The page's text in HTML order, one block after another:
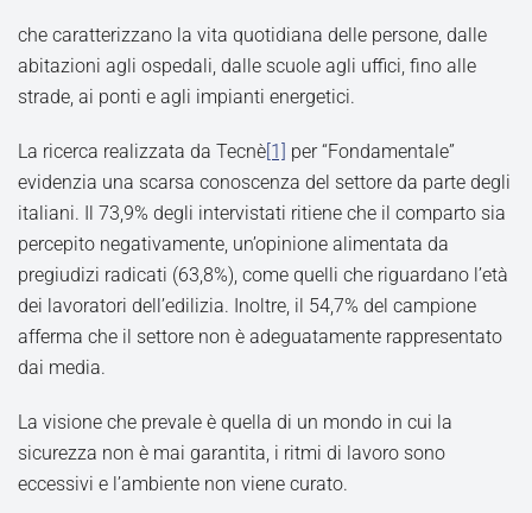
che caratterizzano la vita quotidiana delle persone, dalle
abitazioni agli ospedali, dalle scuole agli uffici, fino alle
strade, ai ponti e agli impianti energetici.
La ricerca realizzata da Tecnè[1] per “Fondamentale”
evidenzia una scarsa conoscenza del settore da parte degli
italiani. Il 73,9% degli intervistati ritiene che il comparto sia
percepito negativamente, un’opinione alimentata da
pregiudizi radicati (63,8%), come quelli che riguardano l’età
dei lavoratori dell’edilizia. Inoltre, il 54,7% del campione
afferma che il settore non è adeguatamente rappresentato
dai media.
La visione che prevale è quella di un mondo in cui la
sicurezza non è mai garantita, i ritmi di lavoro sono
eccessivi e l’ambiente non viene curato.